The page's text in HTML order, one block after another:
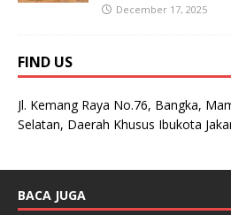
December 17, 2025
FIND US
Jl. Kemang Raya No.76, Bangka,
Selatan, Daerah Khusus Ibukota
BACA JUGA